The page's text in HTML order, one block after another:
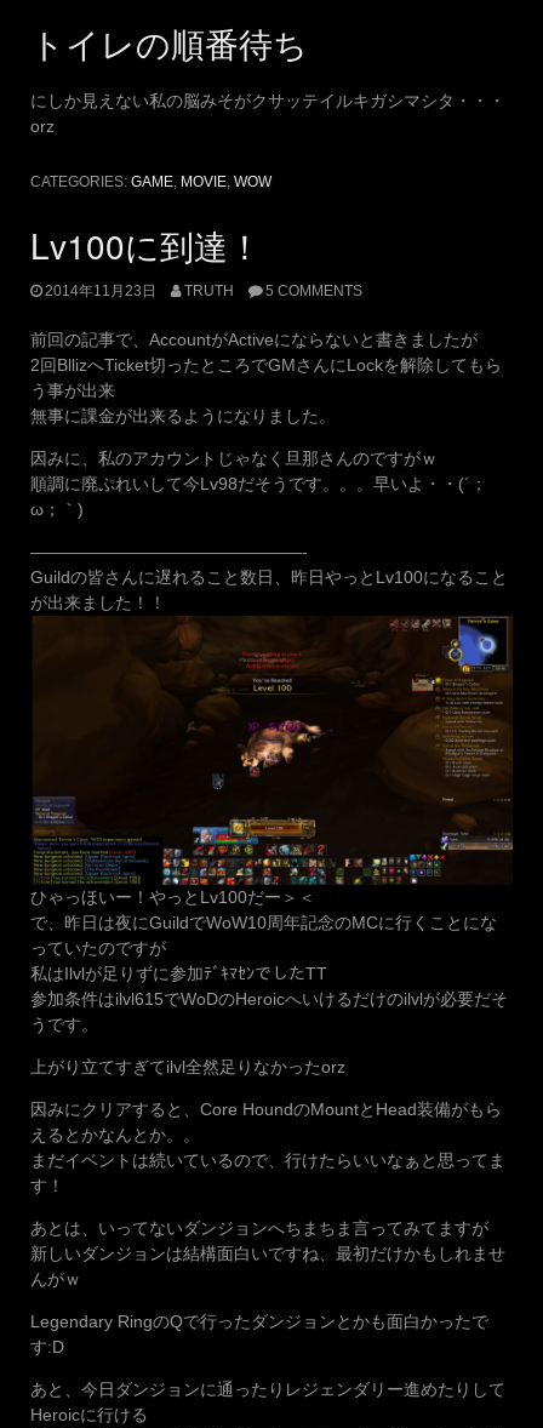
トイレの順番待ち
にしか見えない私の脳みそがクサッテイルキガシマシタ・・・
orz
CATEGORIES: GAME, MOVIE, WOW
Lv100に到達！
2014年11月23日 TRUTH 5 COMMENTS
前回の記事で、AccountがActiveにならないと書きましたが
2回BllizへTicket切ったところでGMさんにLockを解除してもら
う事が出来
無事に課金が出来るようになりました。
因みに、私のアカウントじゃなく旦那さんのですがｗ
順調に廃ぷれいして今Lv98だそうです。。。早いよ・・(´；
ω；｀)
————————————————-
Guildの皆さんに遅れること数日、昨日やっとLv100になること
が出来ました！！
ひゃっほいー！やっとLv100だー＞＜
で、昨日は夜にGuildでWoW10周年記念のMCに行くことにな
っていたのですが
私はIlvlが足りずに参加ﾃﾞｷﾏｾﾝでしたTT
参加条件はilvl615でWoDのHeroicへいけるだけのilvlが必要だそ
うです。
上がり立てすぎてilvl全然足りなかったorz
因みにクリアすると、Core HoundのMountとHead装備がもら
えるとかなんとか。。
まだイベントは続いているので、行けたらいいなぁと思ってま
す！
あとは、いってないダンジョンへちまちま言ってみてますが
新しいダンジョンは結構面白いですね、最初だけかもしれませ
んがｗ
Legendary RingのQで行ったダンジョンとかも面白かったで
す:D
あと、今日ダンジョンに通ったりレジェンダリー進めたりして
Heroicに行ける